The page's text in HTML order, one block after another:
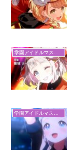
学園アイドルマスター